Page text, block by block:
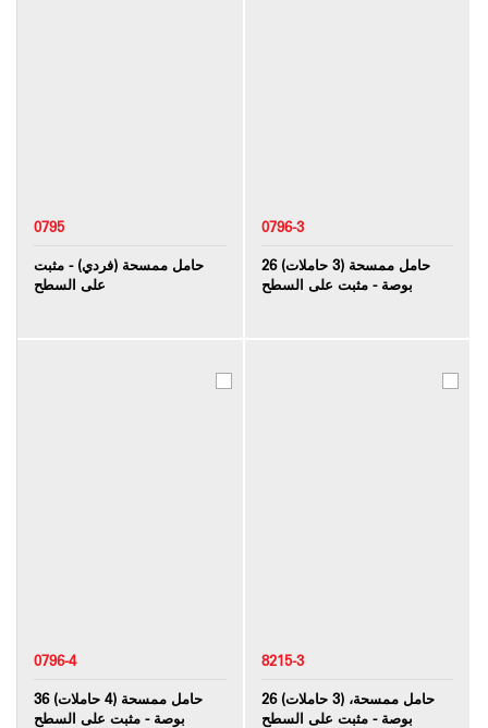
0795
حامل ممسحة (فردي) - مثبت
على السطح
0796-3
حامل ممسحة (3 حاملات) 26
بوصة - مثبت على السطح
0796-4
حامل ممسحة (4 حاملات) 36
بوصة - مثبت على السطح
8215-3
حامل ممسحة، (3 حاملات) 26
بوصة - مثبت على السطح